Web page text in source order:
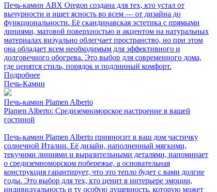
Печь-камин ABX Oregon создана для тех, кто устал от
вычурности и ищет ясность во всем — от дизайна до
функциональности. Её скандинавская эстетика с прямыми
линиями, матовой поверхностью и акцентом на натуральных
материалах визуально облегчает пространство, но при этом
она обладает всем необходимым для эффективного и
долговечного обогрева. Это выбор для современного дома,
где ценятся стиль, порядок и подлинный комфорт.
Подробнее
Печь-Камин
Печь-камин Plamen Alberto
Plamen Alberto: Средиземноморское настроение в вашей
гостиной
Печь-камин Plamen Alberto привносит в ваш дом частичку
солнечной Италии. Её дизайн, наполненный мягкими,
текучими линиями и выразительными деталями, напоминает
о средиземноморском побережье, а основательная
конструкция гарантирует, что это тепло будет с вами долгие
годы. Это выбор для тех, кто ценит в интерьере эмоции,
индивидуальность и ту особую душевность, которую может